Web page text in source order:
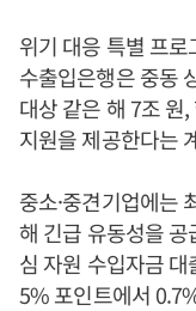
위기 대응 특별 프
수출입은행은 중동
대상 같은 해 7조 원
지원을 제공한다는
중소·중견기업에는
해 긴급 유동성을 공
심 자원 수입자금
5% 포인트에서